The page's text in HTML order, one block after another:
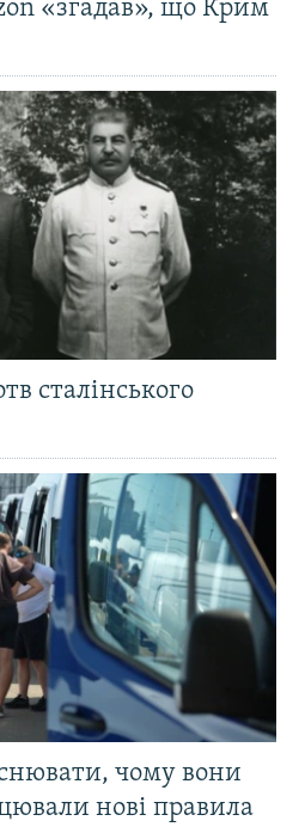
«згадав», що Крим
сталінського
чому вони
нові правила